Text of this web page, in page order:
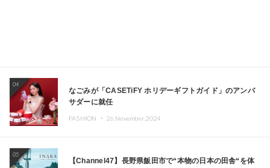
04
なごみが「CASETiFY ホリデーギフトガイド」のアンバ
サダーに就任
FASHION ・ 26.November.2024
05
【Channel47】長野県飯田市で“本物の日本の田舎“を体